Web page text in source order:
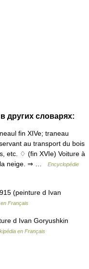
других словарях:
fin XIVe; traneau
au transport du bois
etc. ♢ (fin XVIe) Voiture à
la neige. ⇒ …
Encyclopédie
(peinture d Ivan
en Français
d Ivan Goryushkin
en Français